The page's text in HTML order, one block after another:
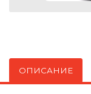
ОПИСАНИЕ